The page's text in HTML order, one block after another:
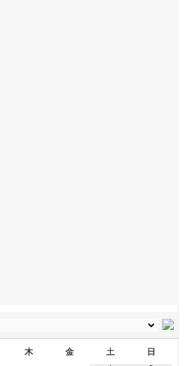
木 金 土
日